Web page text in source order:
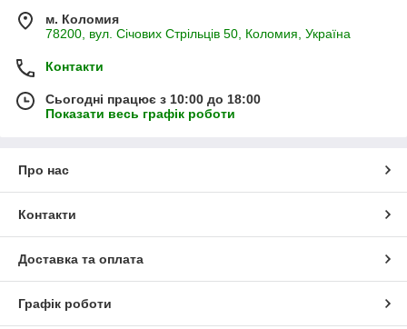
м. Коломия
78200, вул. Січових Стрільців 50, Коломия, Україна
Контакти
Сьогодні працює з 10:00 до 18:00
Показати весь графік роботи
Про нас
Контакти
Доставка та оплата
Графік роботи